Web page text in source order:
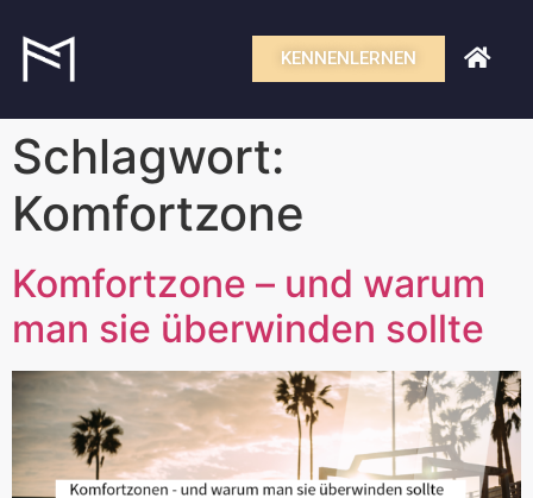
KENNENLERNEN
Schlagwort:
Komfortzone
Komfortzone – und warum
man sie überwinden sollte